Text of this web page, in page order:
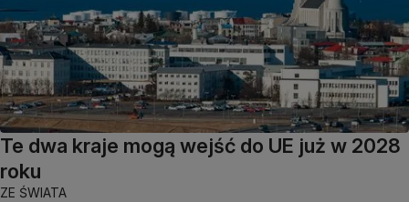
Te dwa kraje mogą wejść do UE już w 2028
roku
ZE ŚWIATA